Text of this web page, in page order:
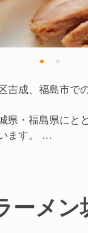
吉成、福島市で
県・福島県にと
ます。
がある方を募
ペレーション研
いただくシステ
ーメン